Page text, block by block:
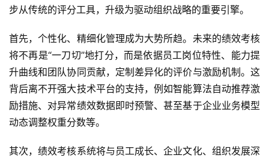
步从传统的评分工具，升级为驱动组织战略的重要引擎。
首先，个性化、精细化管理成为大势所趋。未来的绩效考核
将不再是“一刀切”地打分，而是依据员工岗位特性、能力提
升曲线和团队协同贡献，定制差异化的评价与激励机制。这
背后离不开强大技术平台的支持，例如智能算法自动推荐激
励措施、对异常绩效数据即时预警、甚至基于企业业务模型
动态调整权重分数等。
其次，绩效考核系统将与员工成长、企业文化、组织发展深